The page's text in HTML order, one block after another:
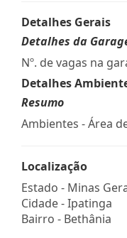
Detalhes Gerais
Detalhes da
Nº. de vagas na
Detalhes
Resumo
Ambientes - Área
Localização
Estado - Minas
Cidade -Ipatinga
Bairro - Bethânia